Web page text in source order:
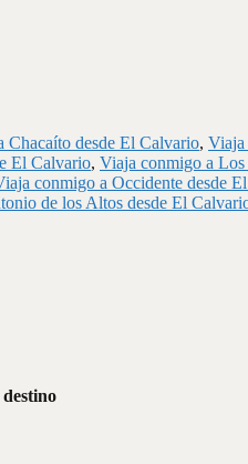
Chacaíto desde El Calvario, Viaja
El Calvario, Viaja conmigo a
conmigo a Occidente desde
de los Altos desde El